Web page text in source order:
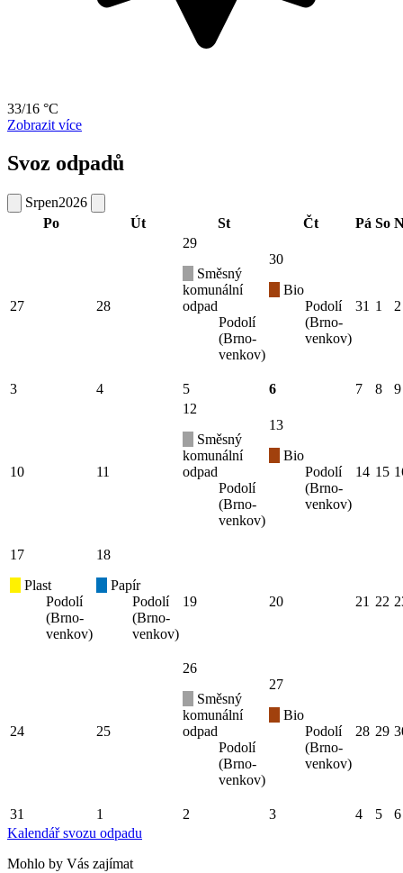
33/16 °C
Zobrazit více
Svoz odpadů
Srpen2026
Po
Út St Čt Pá So
27 28
29
Směsný
komunální
odpad
Podolí
(Brno-
venkov)
30
Bio
Podolí
(Brno-
venkov)
31 1 2
3 4 5 6 7 8 9
10 11
12
Směsný
komunální
odpad
Podolí
(Brno-
venkov)
13
Bio
Podolí
(Brno-
venkov)
14 15
17
Plast
Podolí
(Brno-
venkov)
18
Papír
Podolí
(Brno-
venkov)
19 20 21 22
24 25
26
Směsný
komunální
odpad
Podolí
(Brno-
venkov)
27
Bio
Podolí
(Brno-
venkov)
28 29
31 1 2 3 4 5
6
Kalendář svozu odpadu
Mohlo by Vás zajímat